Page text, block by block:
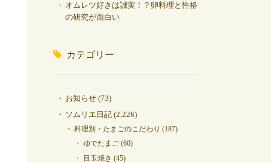
オムレツ好きは誠実！？卵料理と性格
の研究が面白い
カテゴリー
お知らせ (73)
ソムリエ日記 (2,226)
料理別・たまごのこだわり (187)
ゆでたまご (60)
目玉焼き (45)